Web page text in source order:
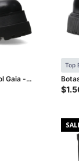
Gaia -
Top
$